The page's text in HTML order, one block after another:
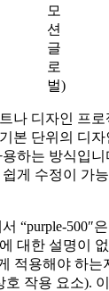
모
션
글
로
벌)
나 디자인 프
본 단위의 디
하는 방식입
게 수정이 가
“purple-500″
대한 설명이
적용해야 하
작용 요소).